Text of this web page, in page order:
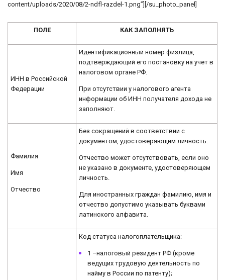
content/uploads/2020/08/2-ndfl-razdel-1.png”][/su_photo_panel]
ПОЛЕ КАК ЗАПОЛНЯТЬ
ИНН в Российской
Федерации
Идентификационный номер физлица,
подтверждающий его постановку на учет в
налоговом органе РФ.
При отсутствии у налогового агента
информации об ИНН получателя дохода не
заполняют.
Фамилия
Имя
Отчество
Без сокращений в соответствии с
документом, удостоверяющим личность.
Отчество может отсутствовать, если оно
не указано в документе, удостоверяющем
личность.
Для иностранных граждан фамилию, имя и
отчество допустимо указывать буквами
латинского алфавита.
Код статуса налогоплательщика:
1 –налоговый резидент РФ (кроме
ведущих трудовую деятельность по
найму в России по патенту);